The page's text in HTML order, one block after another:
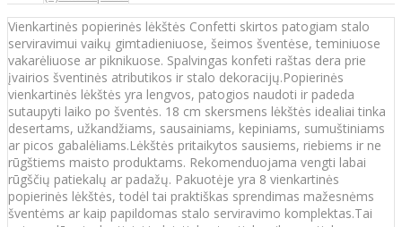
Vienkartinės popierinės lėkštės Confetti skirtos patogiam stalo
serviravimui vaikų gimtadieniuose, šeimos šventėse, teminiuose
vakarėliuose ar piknikuose. Spalvingas konfeti raštas dera prie
įvairios šventinės atributikos ir stalo dekoracijų.Popierinės
vienkartinės lėkštės yra lengvos, patogios naudoti ir padeda
sutaupyti laiko po šventės. 18 cm skersmens lėkštės idealiai tinka
desertams, užkandžiams, sausainiams, kepiniams, sumuštiniams
ar picos gabalėliams.Lėkštės pritaikytos sausiems, riebiems ir ne
rūgštiems maisto produktams. Rekomenduojama vengti labai
rūgščių patiekalų ar padažų. Pakuotėje yra 8 vienkartinės
popierinės lėkštės, todėl tai praktiškas sprendimas mažesnėms
šventėms ar kaip papildomas stalo serviravimo komplektas.Tai